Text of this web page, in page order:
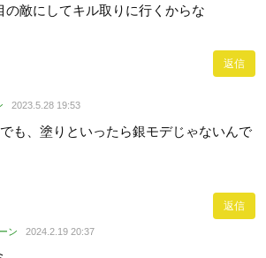
の敵にしてキル取りに行くからな
返信
2023.5.28 19:53
も、塗りといったら銀モデじゃないんで
返信
ン 2024.2.19 20:37